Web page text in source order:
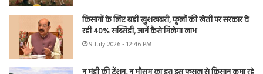
किसानों के लिए बड़ी खुशखबरी, फूलों की खेती पर सरकार दे
रही 40% सब्सिडी, जानें कैसे मिलेगा लाभ
9 July 2026 - 12:46 PM